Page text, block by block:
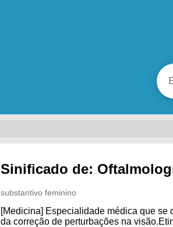
Sinificado de:
substantivo feminino
[Medicina] Especialidade médica que se
da correção de perturbações na